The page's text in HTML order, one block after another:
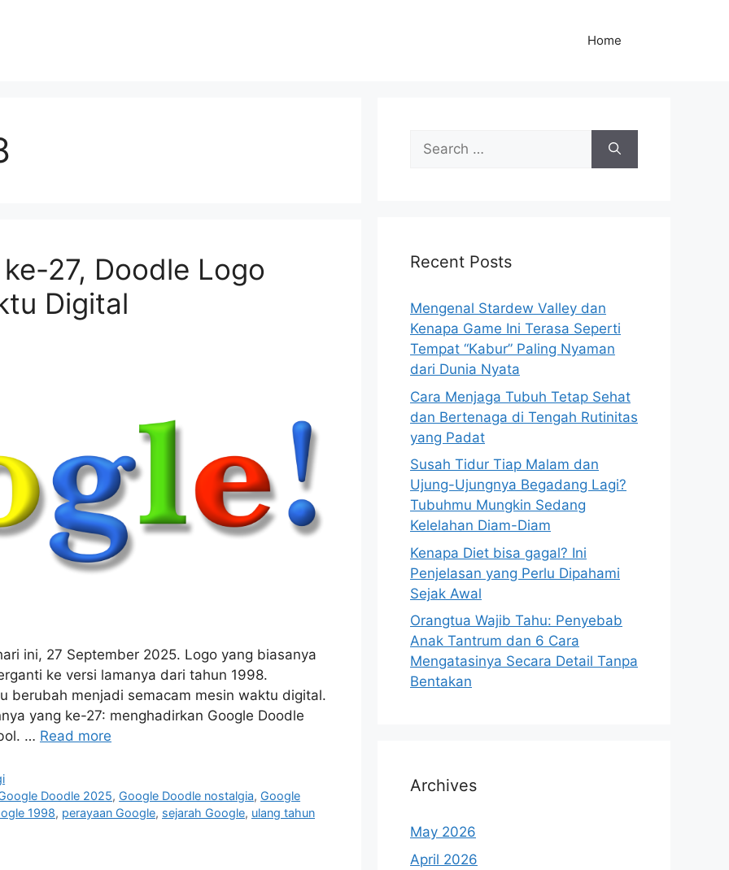
Home
27, Doodle Logo
Digital
ini, 27 September 2025. Logo yang biasanya
ke versi lamanya dari tahun 1998.
berubah menjadi semacam mesin waktu digital.
yang ke-27: menghadirkan Google Doodle
… Read more
Doodle 2025, Google Doodle nostalgia, Google
1998, perayaan Google, sejarah Google, ulang tahun
f
r
:
Recent Posts
Mengenal Stardew Valley dan
Kenapa Game Ini Terasa Seperti
Tempat “Kabur” Paling Nyaman
dari Dunia Nyata
Cara Menjaga Tubuh Tetap Sehat
dan Bertenaga di Tengah Rutinitas
yang Padat
Susah Tidur Tiap Malam dan
Ujung-Ujungnya Begadang Lagi?
Tubuhmu Mungkin Sedang
Kelelahan Diam-Diam
Kenapa Diet bisa gagal? Ini
Penjelasan yang Perlu Dipahami
Sejak Awal
Orangtua Wajib Tahu: Penyebab
Anak Tantrum dan 6 Cara
Mengatasinya Secara Detail Tanpa
Bentakan
Archives
May 2026
April 2026